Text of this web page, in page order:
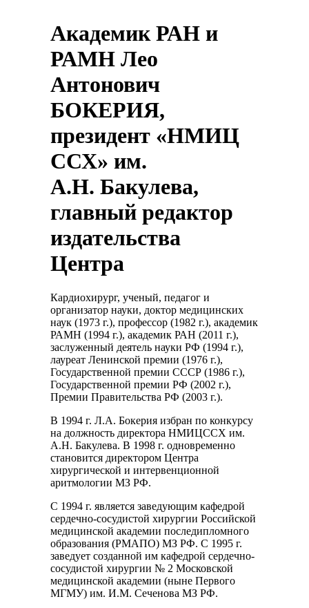
Академик РАН и
РАМН Лео
Антонович
БОКЕРИЯ,
президент «НМИЦ
ССХ» им.
А.Н. Бакулева,
главный редактор
издательства
Центра
Кардиохирург, ученый, педагог и
организатор науки, доктор медицинских
наук (1973 г.), профессор (1982 г.), академик
РАМН (1994 г.), академик РАН (2011 г.),
заслуженный деятель науки РФ (1994 г.),
лауреат Ленинской премии (1976 г.),
Государственной премии СССР (1986 г.),
Государственной премии РФ (2002 г.),
Премии Правительства РФ (2003 г.).
В 1994 г. Л.А. Бокерия избран по конкурсу
на должность директора НМИЦССХ им.
А.Н. Бакулева. В 1998 г. одновременно
становится директором Центра
хирургической и интервенционной
аритмологии МЗ РФ.
С 1994 г. является заведующим кафедрой
сердечно-сосудистой хирургии Российской
медицинской академии последипломного
образования (РМАПО) МЗ РФ. С 1995 г.
заведует созданной им кафедрой сердечно-
сосудистой хирургии № 2 Московской
медицинской академии (ныне Первого
МГМУ) им. И.М. Сеченова МЗ РФ.